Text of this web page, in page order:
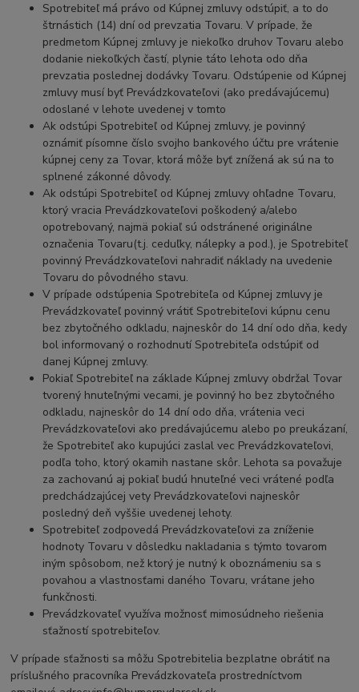
Spotrebiteľ má právo od Kúpnej zmluvy odstúpiť, a to do
štrnástich (14) dní od prevzatia Tovaru. V prípade, že
predmetom Kúpnej zmluvy je niekoľko druhov Tovaru alebo
dodanie niekoľkých častí, plynie táto lehota odo dňa
prevzatia poslednej dodávky Tovaru. Odstúpenie od Kúpnej
zmluvy musí byť Prevádzkovateľovi (ako predávajúcemu)
odoslané v lehote uvedenej v tomto
Ak odstúpi Spotrebiteľ od Kúpnej zmluvy, je povinný
oznámiť písomne číslo svojho bankového účtu pre vrátenie
kúpnej ceny za Tovar, ktorá môže byť znížená ak sú na to
splnené zákonné dôvody.
Ak odstúpi Spotrebiteľ od Kúpnej zmluvy ohľadne Tovaru,
ktorý vracia Prevádzkovateľovi poškodený a/alebo
opotrebovaný, najmä pokiaľ sú odstránené originálne
označenia Tovaru(t.j. ceduľky, nálepky a pod.), je Spotrebiteľ
povinný Prevádzkovateľovi nahradiť náklady na uvedenie
Tovaru do pôvodného stavu.
V prípade odstúpenia Spotrebiteľa od Kúpnej zmluvy je
Prevádzkovateľ povinný vrátiť Spotrebiteľovi kúpnu cenu
bez zbytočného odkladu, najneskôr do 14 dní odo dňa, kedy
bol informovaný o rozhodnutí Spotrebiteľa odstúpiť od
danej Kúpnej zmluvy.
Pokiaľ Spotrebiteľ na základe Kúpnej zmluvy obdržal Tovar
tvorený hnuteľnými vecami, je povinný ho bez zbytočného
odkladu, najneskôr do 14 dní odo dňa, vrátenia veci
Prevádzkovateľovi ako predávajúcemu alebo po preukázaní,
že Spotrebiteľ ako kupujúci zaslal vec Prevádzkovateľovi,
podľa toho, ktorý okamih nastane skôr. Lehota sa považuje
za zachovanú aj pokiaľ budú hnuteľné veci vrátené podľa
predchádzajúcej vety Prevádzkovateľovi najneskôr
posledný deň vyššie uvedenej lehoty.
Spotrebiteľ zodpovedá Prevádzkovateľovi za zníženie
hodnoty Tovaru v dôsledku nakladania s týmto tovarom
iným spôsobom, než ktorý je nutný k oboznámeniu sa s
povahou a vlastnosťami daného Tovaru, vrátane jeho
funkčnosti.
Prevádzkovateľ využíva možnosť mimosúdneho riešenia
sťažností spotrebiteľov.
V prípade sťažnosti sa môžu Spotrebitelia bezplatne obrátiť na
príslušného pracovníka Prevádzkovateľa prostredníctvom